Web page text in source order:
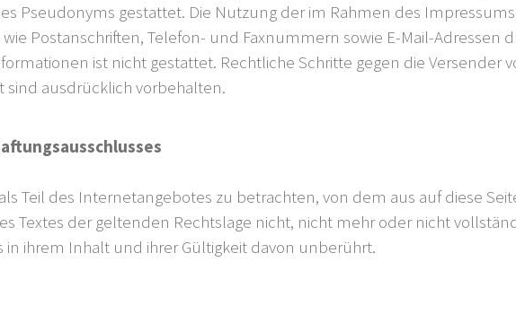
Pseudonyms gestattet. Die Nutzung der im Rahmen des
Postanschriften, Telefon- und Faxnummern sowie E-Mail-Adressen
ist nicht gestattet. Rechtliche Schritte gegen die Versender
sind ausdrücklich vorbehalten.
Teil des Internetangebotes zu betrachten, von dem aus auf diese
Textes der geltenden Rechtslage nicht, nicht mehr oder nicht
in ihrem Inhalt und ihrer Gültigkeit davon unberührt.